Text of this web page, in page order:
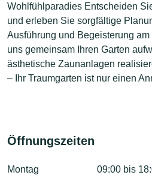
Wohlfühlparadies Entscheiden
und erleben Sie sorgfältige
Ausführung und Begeisterung
uns gemeinsam Ihren Garten
ästhetische Zaunanlagen
– Ihr Traumgarten ist nur einen
Öffnungszeiten
Montag 09:00 bis